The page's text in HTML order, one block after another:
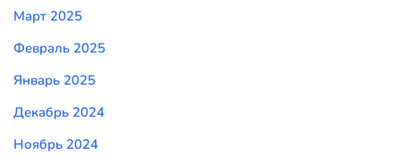
Март 2025
Февраль 2025
Январь 2025
Декабрь 2024
Ноябрь 2024